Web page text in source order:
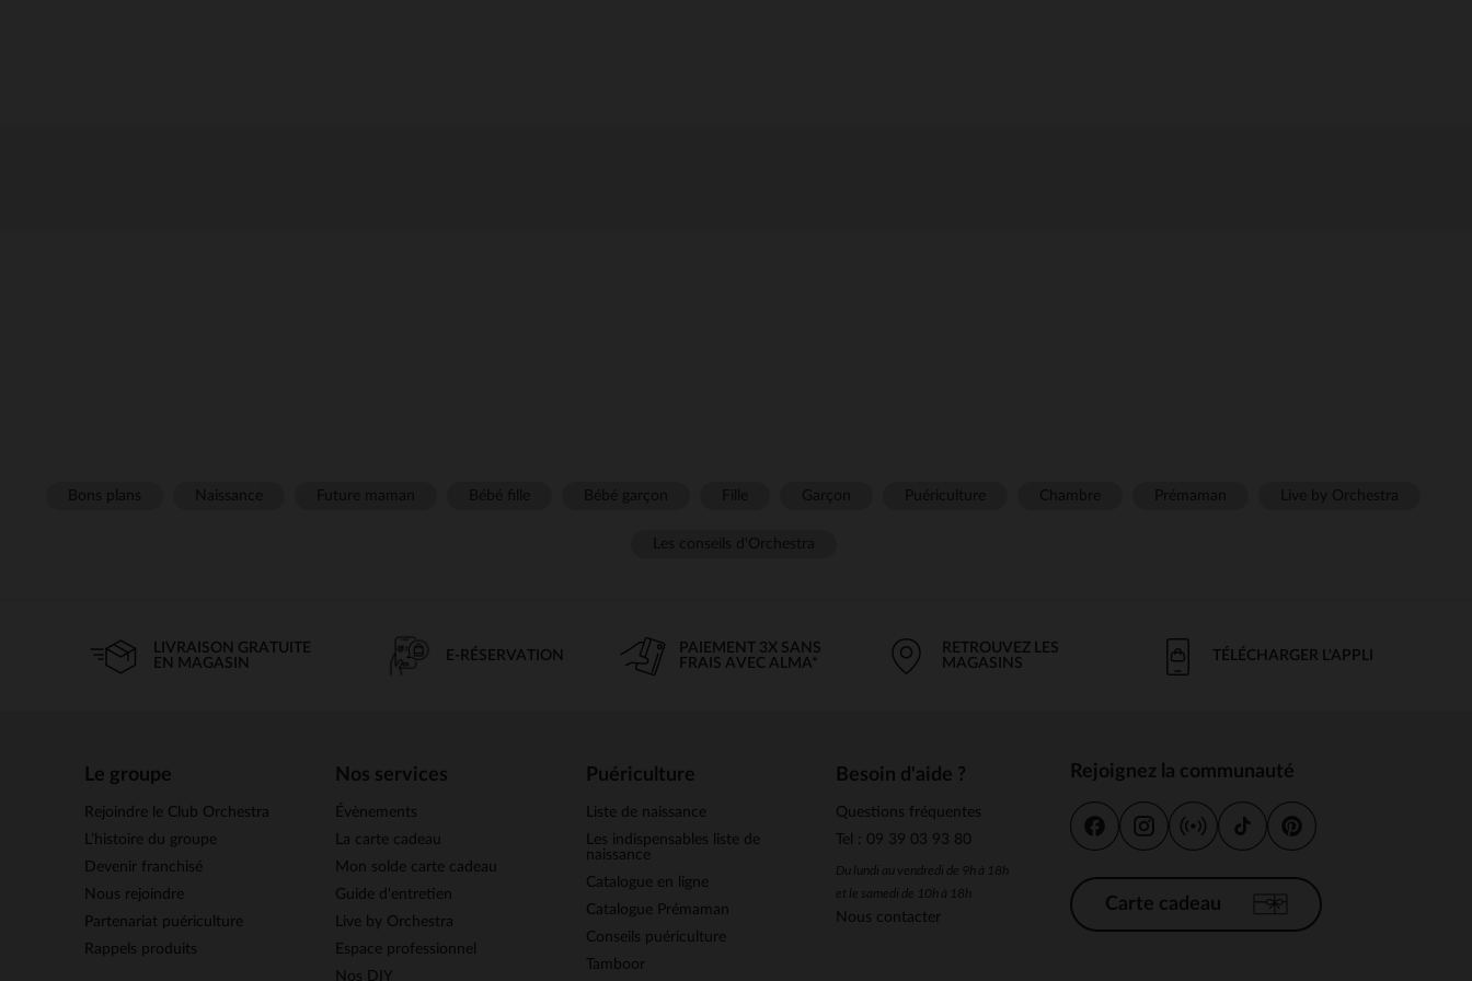
LIVRAISON GRATUITE
EN MAGASIN
E-RÉSERVATION
PAIEMENT 3X SANS
FRAIS AVEC ALMA*
RETROUVEZ LES
MAGASINS
TÉLÉCHARGER L'APPLI
Le groupe
Rejoindre le Club Orchestra
L’histoire du groupe
Devenir franchisé
Nous rejoindre
Partenariat puériculture
Rappels produits
Nos services
Évènements
La carte cadeau
Mon solde carte cadeau
Guide d'entretien
Live by Orchestra
Espace professionnel
Nos DIY
Puériculture
Liste de naissance
Les indispensables liste de
naissance
Catalogue en ligne
Catalogue Prémaman
Conseils puériculture
Tamboor
Besoin d'aide ?
Questions fréquentes
Tel : 09 39 03 93 80
Du lundi au vendredi de 9h à 18h
et le samedi de 10h à 18h
Nous contacter
Rejoignez la communauté
Carte cadeau